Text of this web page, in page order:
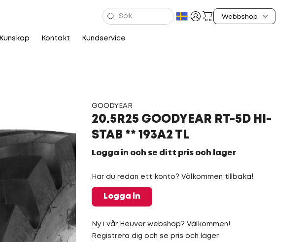
Kunskap Kontakt Kundservice
GOODYEAR
20.5R25 GOODYEAR RT-5D HI-
STAB ** 193A2 TL
Logga in och se ditt pris och lager
Har du redan ett konto? Välkommen tillbaka!
Logga in
Ny i vår Heuver webshop? Välkommen!
Registrera dig och se pris och lager.